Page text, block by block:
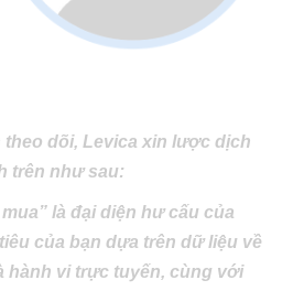
theo dõi, Levica xin lược dịch
trên như sau:
là đại diện hư cấu của
của bạn dựa trên dữ liệu về
hành vi trực tuyến, cùng với